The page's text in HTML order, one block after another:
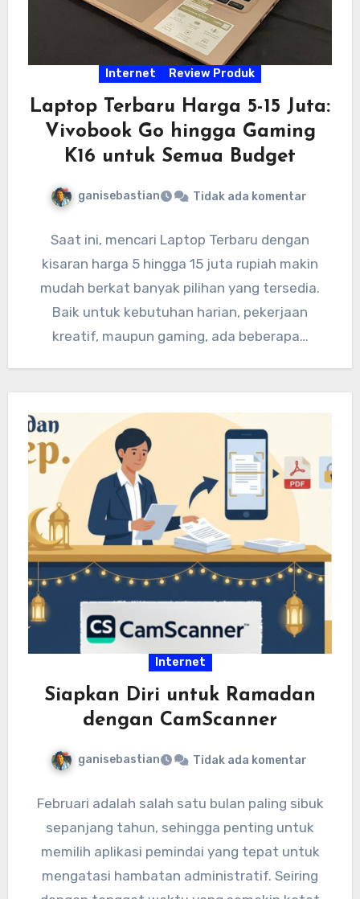
Internet Review Produk
Laptop Terbaru Harga 5-15 Juta:
Vivobook Go hingga Gaming
K16 untuk Semua Budget
ganisebastian Tidak ada komentar
Saat ini, mencari Laptop Terbaru dengan
kisaran harga 5 hingga 15 juta rupiah makin
mudah berkat banyak pilihan yang tersedia.
Baik untuk kebutuhan harian, pekerjaan
kreatif, maupun gaming, ada beberapa…
Internet
Siapkan Diri untuk Ramadan
dengan CamScanner
ganisebastian Tidak ada komentar
Februari adalah salah satu bulan paling sibuk
sepanjang tahun, sehingga penting untuk
memilih aplikasi pemindai yang tepat untuk
mengatasi hambatan administratif. Seiring